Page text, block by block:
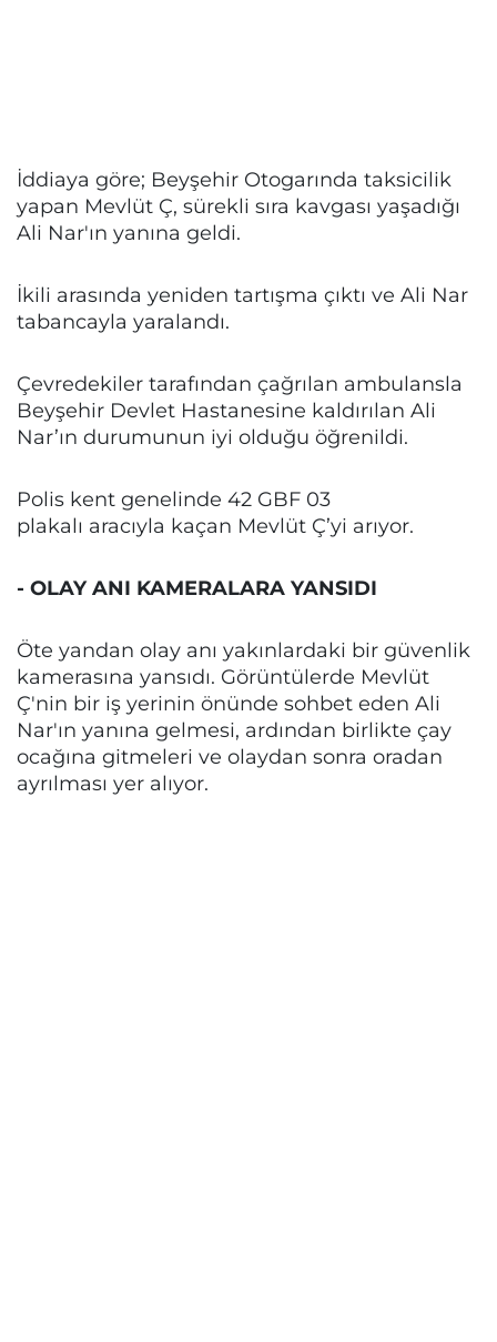
İddiaya göre; Beyşehir Otogarında taksicilik
yapan Mevlüt Ç, sürekli sıra kavgası yaşadığı
Ali Nar'ın yanına geldi.
İkili arasında yeniden tartışma çıktı ve Ali Nar
tabancayla yaralandı.
Çevredekiler tarafından çağrılan ambulansla
Beyşehir Devlet Hastanesine kaldırılan Ali
Nar’ın durumunun iyi olduğu öğrenildi.
Polis kent genelinde 42 GBF 03
plakalı aracıyla kaçan Mevlüt Ç’yi arıyor.
- OLAY ANI KAMERALARA YANSIDI
Öte yandan olay anı yakınlardaki bir güvenlik
kamerasına yansıdı. Görüntülerde Mevlüt
Ç'nin bir iş yerinin önünde sohbet eden Ali
Nar'ın yanına gelmesi, ardından birlikte çay
ocağına gitmeleri ve olaydan sonra oradan
ayrılması yer alıyor.